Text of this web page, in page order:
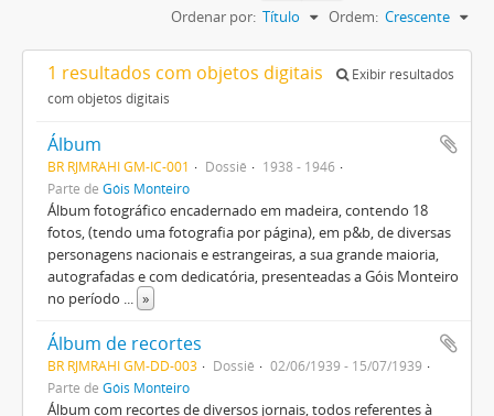
Ordenar por: Título Ordem: Crescente
1 resultados com objetos digitais
Exibir resultados
com objetos digitais
Álbum
BR RJMRAHI GM-IC-001 Dossiê
1938 - 1946
Parte de Góis Monteiro
Álbum fotográfico encadernado em madeira, contendo 18
fotos, (tendo uma fotografia por página), em p&b, de diversas
personagens nacionais e estrangeiras, a sua grande maioria,
autografadas e com dedicatória, presenteadas a Góis Monteiro
no período ... »
Álbum de recortes
BR RJMRAHI GM-DD-003 Dossiê
02/06/1939 - 15/07/1939
Parte de Góis Monteiro
Álbum com recortes de diversos jornais, todos referentes à